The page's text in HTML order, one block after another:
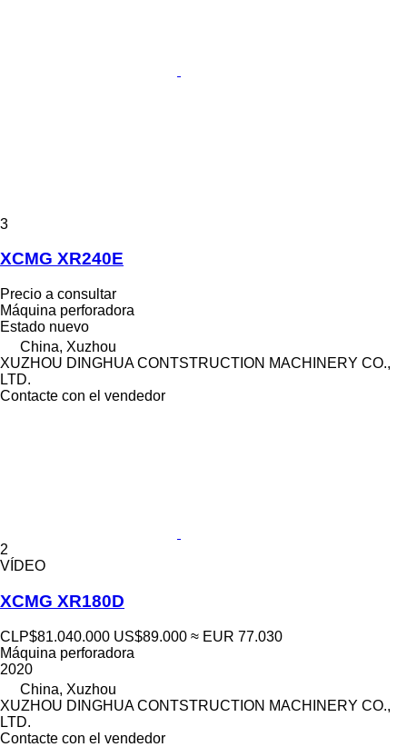
3
XCMG XR240E
Precio a consultar
Máquina perforadora
Estado nuevo
China, Xuzhou
XUZHOU DINGHUA CONTSTRUCTION MACHINERY CO.,
LTD.
Contacte con el vendedor
2
VÍDEO
XCMG XR180D
CLP$81.040.000 US$89.000 ≈ EUR 77.030
Máquina perforadora
2020
China, Xuzhou
XUZHOU DINGHUA CONTSTRUCTION MACHINERY CO.,
LTD.
Contacte con el vendedor